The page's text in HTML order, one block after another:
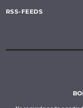
RSS-FEEDS